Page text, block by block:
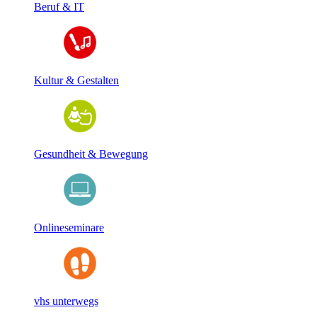
Beruf & IT
Kultur & Gestalten
Gesundheit & Bewegung
Onlineseminare
vhs unterwegs